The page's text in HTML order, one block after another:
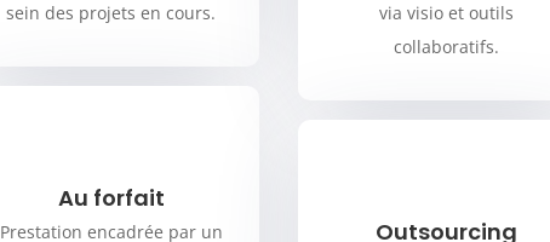
sein des projets en cours.
Au forfait
Prestation encadrée par un
via visio et outils
collaboratifs.
Outsourcing